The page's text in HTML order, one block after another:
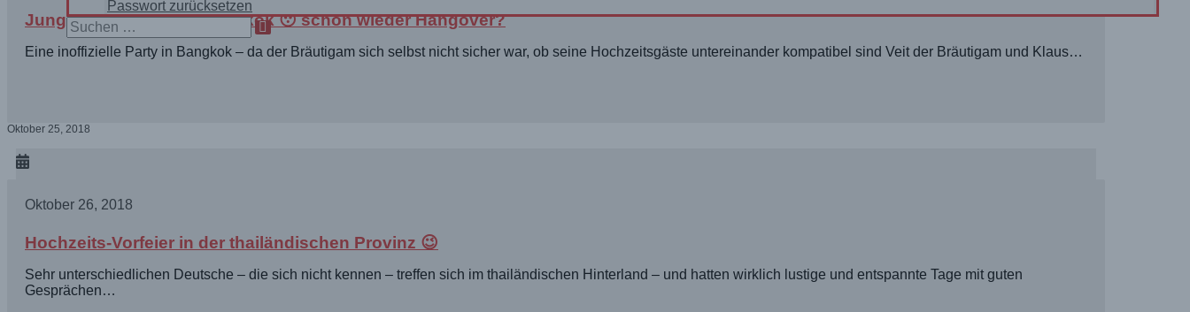
Passwort zurücksetzen
Search
for:
Junggesellenparty in Bangkok 😯 schon wieder Hangover?
Eine inoffizielle Party in Bangkok – da der Bräutigam sich selbst nicht sicher war, ob seine Hochzeitsgäste untereinander kompatibel sind Veit der Bräutigam und Klaus…
Oktober 25, 2018
Oktober 26, 2018
Hochzeits-Vorfeier in der thailändischen Provinz 😉
Sehr unterschiedlichen Deutsche – die sich nicht kennen – treffen sich im thailändischen Hinterland – und hatten wirklich lustige und entspannte Tage mit guten
Gesprächen…